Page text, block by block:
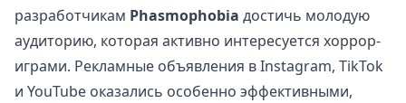
разработчикам Phasmophobia достичь молодую
аудиторию, которая активно интересуется хоррор-
играми. Рекламные объявления в Instagram, TikTok
и YouTube оказались особенно эффективными,